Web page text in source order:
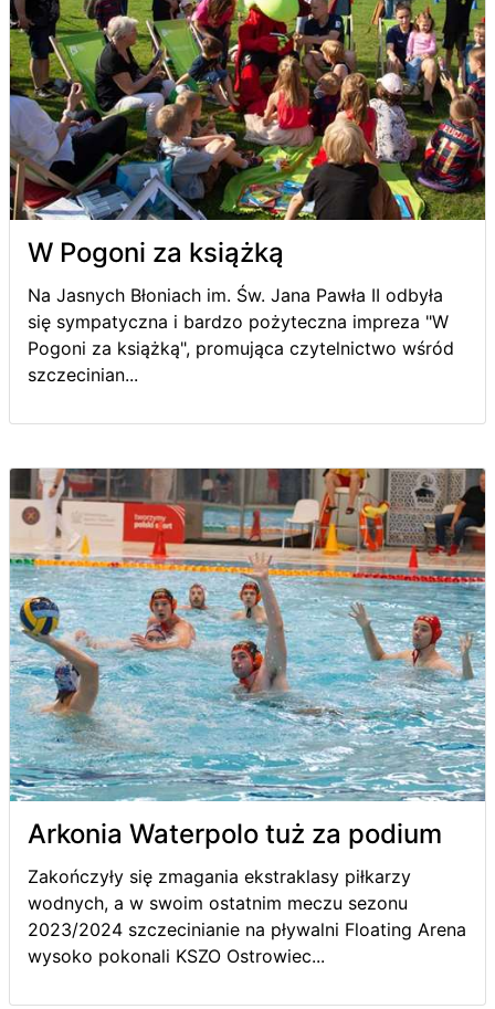
W Pogoni za książką
Na Jasnych Błoniach im. Św. Jana Pawła II odbyła
się sympatyczna i bardzo pożyteczna impreza "W
Pogoni za książką", promująca czytelnictwo wśród
szczecinian...
Arkonia Waterpolo tuż za podium
Zakończyły się zmagania ekstraklasy piłkarzy
wodnych, a w swoim ostatnim meczu sezonu
2023/2024 szczecinianie na pływalni Floating Arena
wysoko pokonali KSZO Ostrowiec...